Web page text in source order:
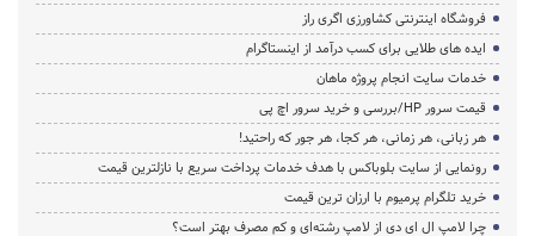
فروشگاه اینترنتی کشاورزی اگری راز
ایده های طلایی برای کسب درآمد از اینستاگرام
خدمات سایت انجام پروژه ماهان
قیمت سرور HP/بررسی و خرید سرور اچ پی
هر زبانی، هر زمانی، هر کجا، هر جور که راحتید!
رونمایی از سایت بلوباکس با هدف خدمات پرداخت سریع با نازلترین قیمت
خرید تلگرام پرمیوم با ارزان ترین قیمت
چرا لامپ ال ای دی از لامپ رشته‌ای و کم مصرف بهتر است؟